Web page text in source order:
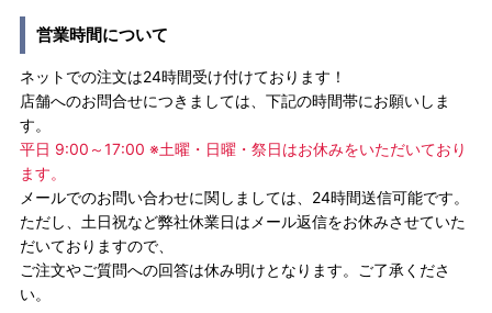
営業時間について
ネットでの注文は24時間受け付けております！
店舗へのお問合せにつきましては、下記の時間帯にお願いしま
す。
平日 9:00～17:00 ※土曜・日曜・祭日はお休みをいただいており
ます。
メールでのお問い合わせに関しましては、24時間送信可能です。
ただし、土日祝など弊社休業日はメール返信をお休みさせていた
だいておりますので、
ご注文やご質問への回答は休み明けとなります。ご了承くださ
い。